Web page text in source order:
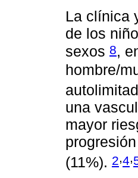
La clínica
de los
sexos 8,
hombre/
una
mayor
(11%). 2,4,